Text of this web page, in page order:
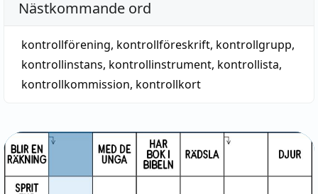
Nästkommande ord
kontrollförening, kontrollföreskrift, kontrollgrupp,
kontrollinstans, kontrollinstrument, kontrollista,
kontrollkommission, kontrollkort